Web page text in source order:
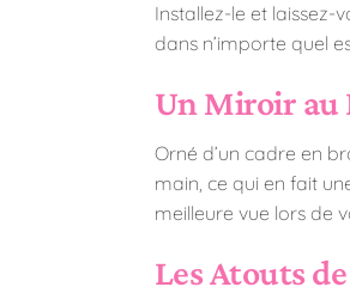
Installez-le et laissez-
dans n’importe quel
Un Miroir au
Orné d’un cadre en
main, ce qui en fait
meilleure vue lors de
Les Atouts